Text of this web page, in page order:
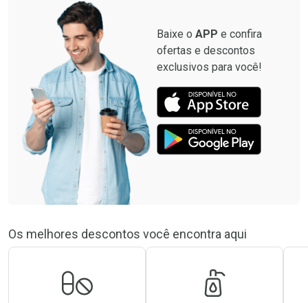
Baixe o APP e confira
ofertas e descontos
exclusivos para você!
Os melhores descontos você encontra aqui